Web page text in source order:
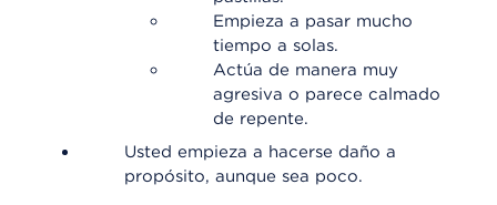
Empieza a pasar mucho
tiempo a solas.
Actúa de manera muy
agresiva o parece calmado
de repente.
Usted empieza a hacerse daño a
propósito, aunque sea poco.